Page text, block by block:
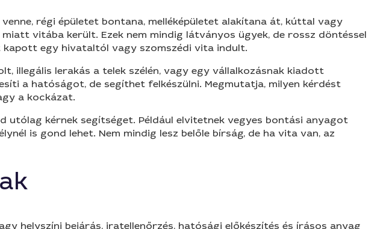
régi épületet bontana, melléképületet alakítana át, kúttal vagy
vitába került. Ezek nem mindig látványos ügyek, de rossz döntéssel
kapott egy hivataltól vagy szomszédi vita indult.
illegális lerakás a telek szélén, vagy egy vállalkozásnak kiadott
a hatóságot, de segíthet felkészülni. Megmutatja, milyen kérdést
a kockázat.
utólag kérnek segítséget. Például elvitetnek vegyes bontási anyagot
is gond lehet. Nem mindig lesz belőle bírság, de ha vita van, az
helyszíni bejárás, iratellenőrzés, hatósági előkészítés és írásos anyag